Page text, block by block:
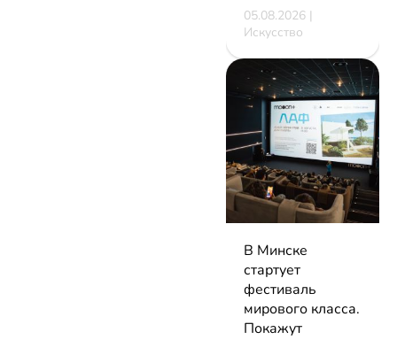
05.08.2026 |
Искусство
В Минске
стартует
фестиваль
мирового класса.
Покажут